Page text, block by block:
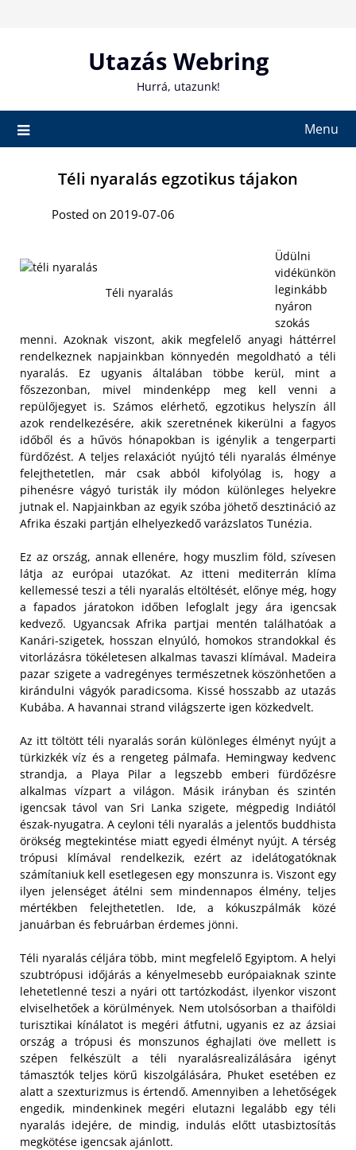
Utazás Webring
Hurrá, utazunk!
Menu
Téli nyaralás egzotikus tájakon
Posted on 2019-07-06
Téli nyaralás
Üdülni
vidékünkön
leginkább
nyáron
szokás
menni. Azoknak viszont, akik megfelelő anyagi háttérrel
rendelkeznek napjainkban könnyedén megoldható a téli
nyaralás. Ez ugyanis általában többe kerül, mint a
főszezonban, mivel mindenképp meg kell venni a
repülőjegyet is. Számos elérhető, egzotikus helyszín áll
azok rendelkezésére, akik szeretnének kikerülni a fagyos
időből és a hűvös hónapokban is igénylik a tengerparti
fürdőzést. A teljes relaxációt nyújtó téli nyaralás élménye
felejthetetlen, már csak abból kifolyólag is, hogy a
pihenésre vágyó turisták ily módon különleges helyekre
jutnak el. Napjainkban az egyik szóba jöhető desztináció az
Afrika északi partján elhelyezkedő varázslatos Tunézia.
Ez az ország, annak ellenére, hogy muszlim föld, szívesen
látja az európai utazókat. Az itteni mediterrán klíma
kellemessé teszi a téli nyaralás eltöltését, előnye még, hogy
a fapados járatokon időben lefoglalt jegy ára igencsak
kedvező. Ugyancsak Afrika partjai mentén találhatóak a
Kanári-szigetek, hosszan elnyúló, homokos strandokkal és
vitorlázásra tökéletesen alkalmas tavaszi klímával. Madeira
pazar szigete a vadregényes természetnek köszönhetően a
kirándulni vágyók paradicsoma. Kissé hosszabb az utazás
Kubába. A havannai strand világszerte igen közkedvelt.
Az itt töltött téli nyaralás során különleges élményt nyújt a
türkizkék víz és a rengeteg pálmafa. Hemingway kedvenc
strandja, a Playa Pilar a legszebb emberi fürdőzésre
alkalmas vízpart a világon. Másik irányban és szintén
igencsak távol van Sri Lanka szigete, mégpedig Indiától
észak-nyugatra. A ceyloni téli nyaralás a jelentős buddhista
örökség megtekintése miatt egyedi élményt nyújt. A térség
trópusi klímával rendelkezik, ezért az idelátogatóknak
számítaniuk kell esetlegesen egy monszunra is. Viszont egy
ilyen jelenséget átélni sem mindennapos élmény, teljes
mértékben felejthetetlen. Ide, a kókuszpálmák közé
januárban és februárban érdemes jönni.
Téli nyaralás céljára több, mint megfelelő Egyiptom. A helyi
szubtrópusi időjárás a kényelmesebb európaiaknak szinte
lehetetlenné teszi a nyári ott tartózkodást, ilyenkor viszont
elviselhetőek a körülmények. Nem utolsósorban a thaiföldi
turisztikai kínálatot is megéri átfutni, ugyanis ez az ázsiai
ország a trópusi és monszunos éghajlati öve mellett is
szépen felkészült a téli nyaralásrealizálására igényt
támasztók teljes körű kiszolgálására, Phuket esetében ez
alatt a szexturizmus is értendő. Amennyiben a lehetőségek
engedik, mindenkinek megéri elutazni legalább egy téli
nyaralás idejére, de mindig, indulás előtt utasbiztosítás
megkötése igencsak ajánlott.